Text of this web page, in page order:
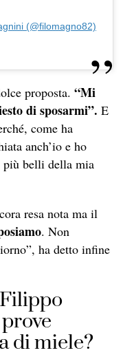
(@filomagno82)
proposta. “Mi
di sposarmi”. E
come ha
anch’io e ho
belli della mia
resa nota ma il
. Non
ha detto infine
di miele?